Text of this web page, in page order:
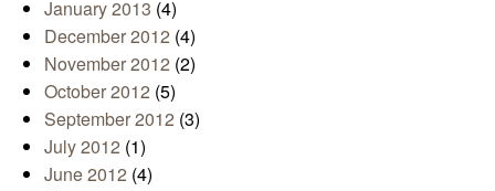
January 2013 (4)
December 2012 (4)
November 2012 (2)
October 2012 (5)
September 2012 (3)
July 2012 (1)
June 2012 (4)